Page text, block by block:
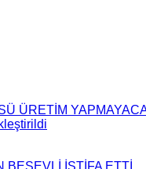
ÜRETİM
BEŞEVLİ İSTİFA ETTİ